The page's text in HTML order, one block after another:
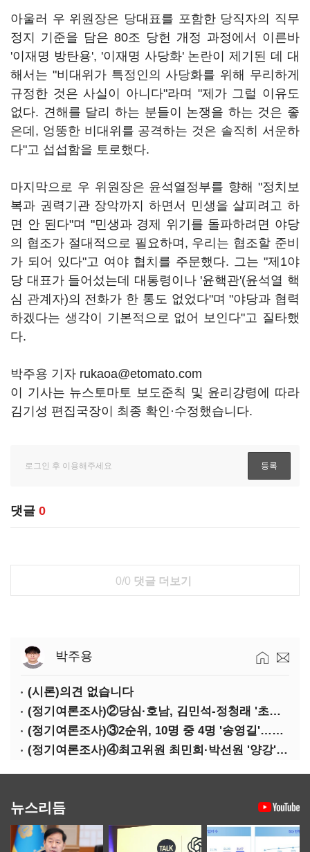
아울러 우 위원장은 당대표를 포함한 당직자의 직무
정지 기준을 담은 80조 당헌 개정 과정에서 이른바
'이재명 방탄용', '이재명 사당화' 논란이 제기된 데 대
해서는 "비대위가 특정인의 사당화를 위해 무리하게
규정한 것은 사실이 아니다"라며 "제가 그럴 이유도
없다. 견해를 달리 하는 분들이 논쟁을 하는 것은 좋
은데, 엉뚱한 비대위를 공격하는 것은 솔직히 서운하
다"고 섭섭함을 토로했다.
마지막으로 우 위원장은 윤석열정부를 향해 "정치보
복과 권력기관 장악까지 하면서 민생을 살피려고 하
면 안 된다"며 "민생과 경제 위기를 돌파하려면 야당
의 협조가 절대적으로 필요하며, 우리는 협조할 준비
가 되어 있다"고 여야 협치를 주문했다. 그는 "제1야
당 대표가 들어섰는데 대통령이나 '윤핵관'(윤석열 핵
심 관계자)의 전화가 한 통도 없었다"며 "야당과 협력
하겠다는 생각이 기본적으로 없어 보인다"고 질타했
다.
박주용 기자 rukaoa@etomato.com
이 기사는 뉴스토마토 보도준칙 및 윤리강령에 따라
김기성 편집국장이 최종 확인·수정했습니다.
댓글 0
0/0 댓글 더보기
박주용
(시론)의견 없습니다
(정기여론조사)②당심·호남, 김민석-정청래 '초접전'
(정기여론조사)③2순위, 10명 중 4명 '송영길'…정청래 '한 자릿수'
(정기여론조사)④최고위원 최민희·박선원 '양강'…서미화·이성윤·임미애 뒤이어
뉴스리듬